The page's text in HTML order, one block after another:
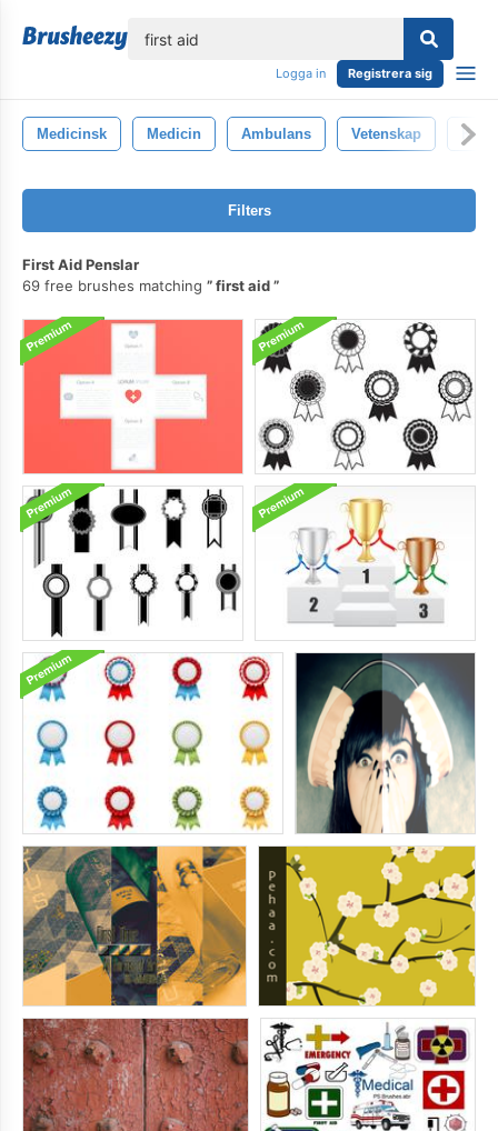
Logga in Registrera sig
Medicinsk Medicin Ambulans Vetenskap
Filters
First Aid Penslar
69 free brushes matching
first aid